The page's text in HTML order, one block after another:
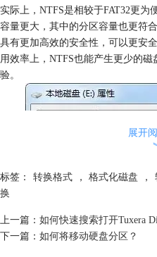
实际上，NTFS是相较于FAT32更为
容量更大，其中的分区容量也更符
具有更加高效的安全性，可以更安
用效率上，NTFS也能产生更少的
验。
展开
标签： 转换格式 ， 格式化磁盘 ，
换
上一篇： 如何快速搜索打开Tuxera
下一篇： 如何将移动硬盘分区？